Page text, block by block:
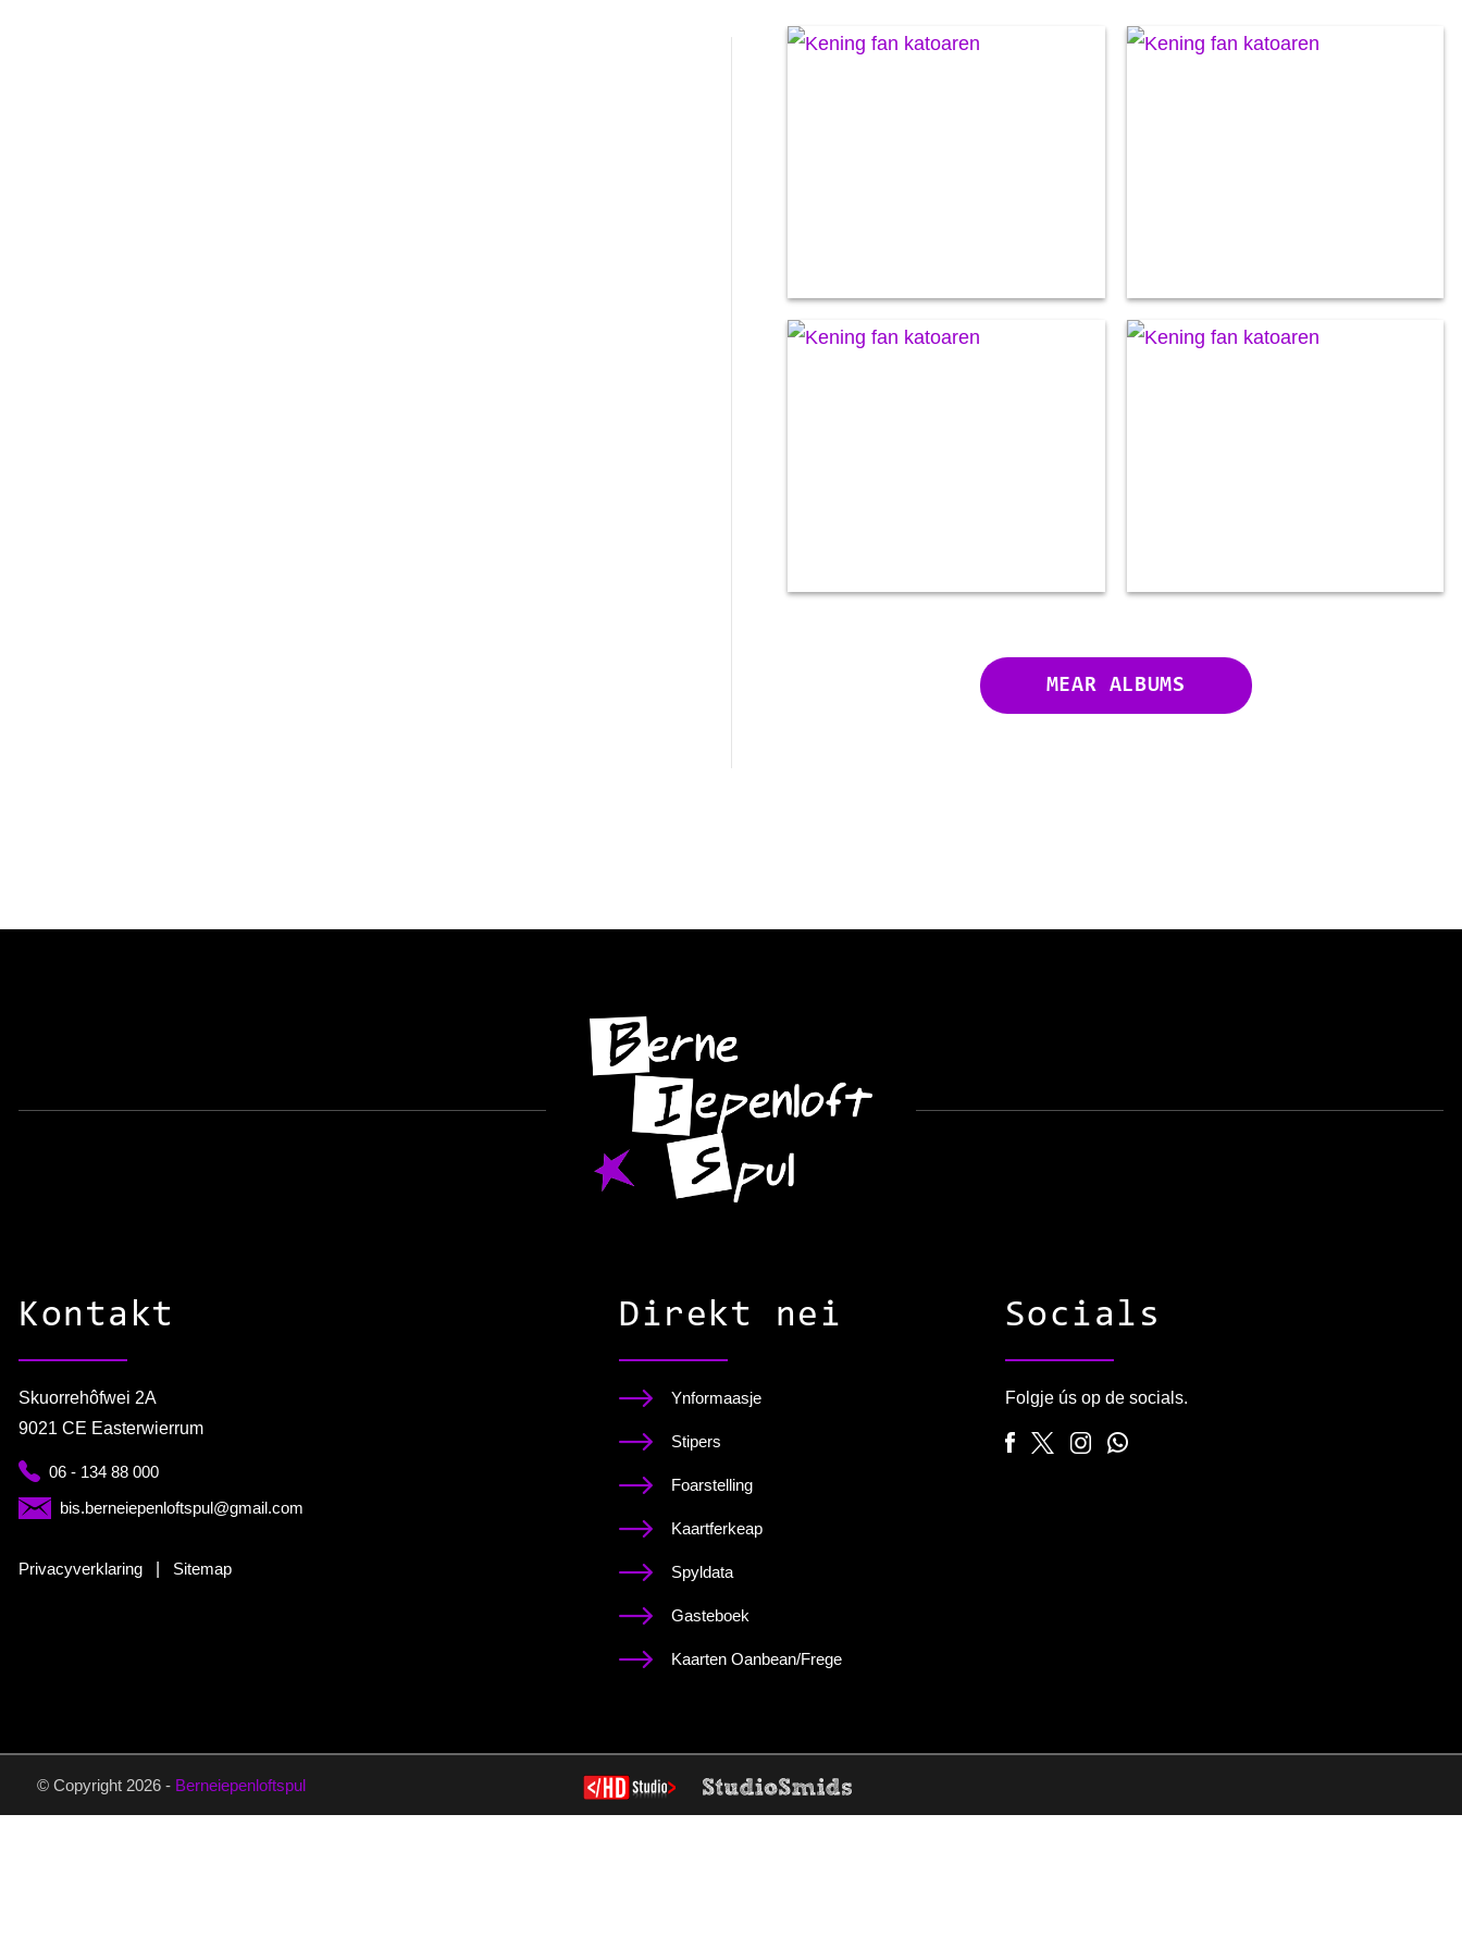
MEAR ALBUMS
Kontakt
Skuorrehôfwei 2A
9021 CE Easterwierrum
06 - 134 88 000
bis.berneiepenloftspul@gmail.com
Privacyverklaring Sitemap
Direkt nei
Ynformaasje
Stipers
Foarstelling
Kaartferkeap
Spyldata
Gasteboek
Kaarten Oanbean/Frege
Socials
Folgje ús op de socials.
© Copyright 2026 - Berneiepenloftspul